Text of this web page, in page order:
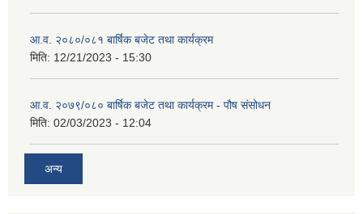
आ.व. २०८०/०८१ बार्षिक बजेट तथा कार्यक्रम
मिति: 12/21/2023 - 15:30
आ.व. २०७९/०८० बार्षिक बजेट तथा कार्यक्रम - पौष संसोधन
मिति: 02/03/2023 - 12:04
अन्य